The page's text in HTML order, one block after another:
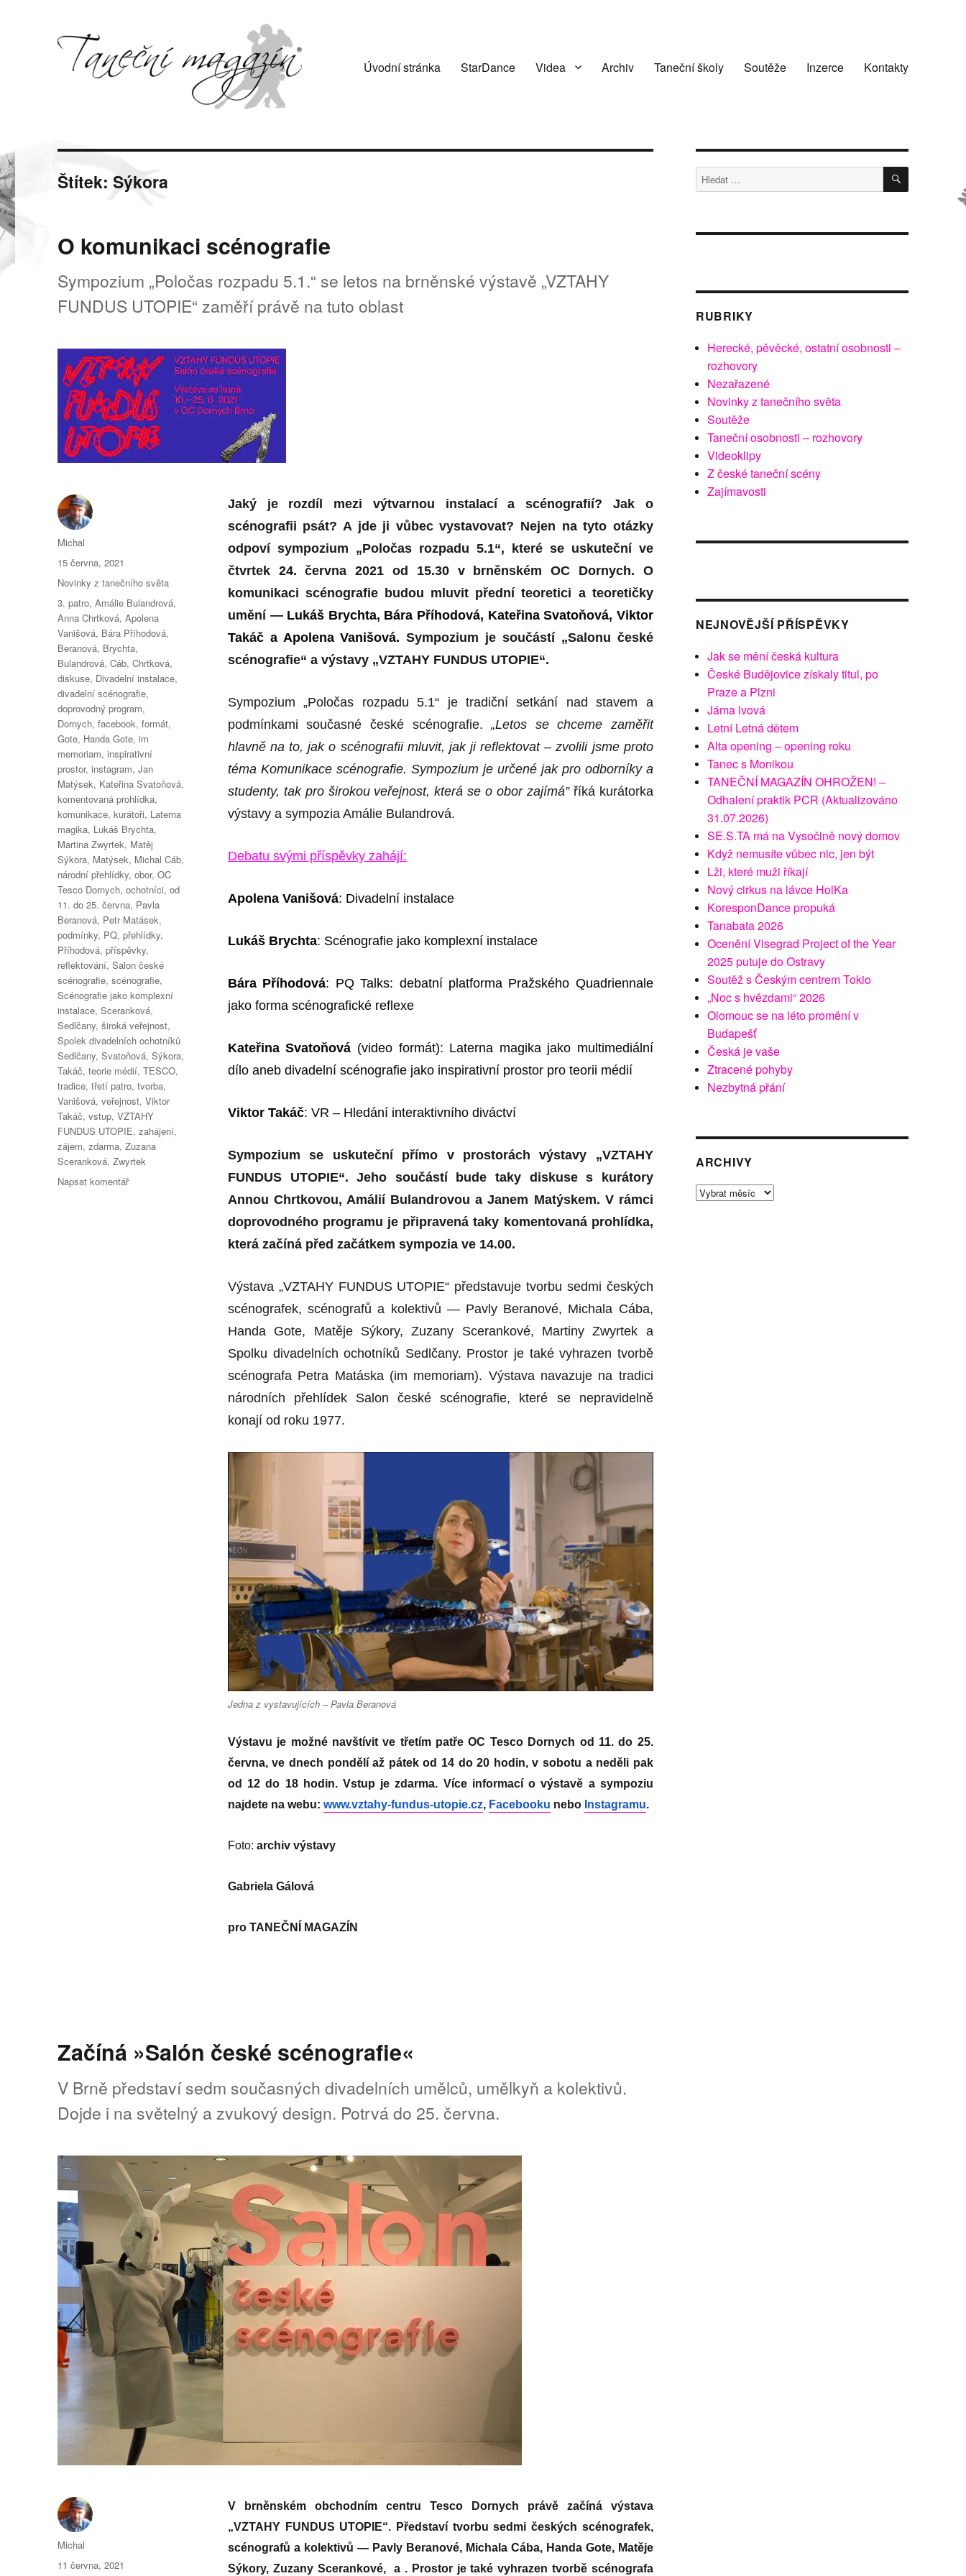
Úvodní stránka StarDance Videa Archiv Taneční školy Soutěže Inzerce Kontakty
Štítek:Sýkora
O komunikaci scénografie
Sympozium „Poločas rozpadu 5.1.“ se letos na brněnské výstavě „VZTAHY
FUNDUS UTOPIE“ zaměří právě na tuto oblast
Jaký je rozdíl mezi výtvarnou instalací a scénografií? Jak o
scénografii psát? A jde ji vůbec vystavovat? Nejen na tyto otázky
odpoví sympozium „Poločas rozpadu 5.1“, které se uskuteční ve
čtvrtek 24. června 2021 od 15.30 v brněnském OC Dornych. O
komunikaci scénografie budou mluvit přední teoretici a teoretičky
umění — Lukáš Brychta, Bára Příhodová, Kateřina Svatoňová, Viktor
Takáč a Apolena Vanišová.Sympozium je součástí „Salonu české
scénografie“ a výstavy „VZTAHY FUNDUS UTOPIE“.
Sympozium „Poločas rozpadu 5.1“ je tradiční setkání nad stavem a
podmínkami současné české scénografie.„Letos se chceme zaměřit
hlavně na to, jak o scénografii mluvit, jak ji reflektovat – zvolili jsme proto
téma Komunikace scénografie. Sympozium je určené jak pro odborníky a
studenty, tak pro širokou veřejnost, která se o obor zajímá”říká kurátorka
výstavy a sympozia Amálie Bulandrová.
Debatu svými příspěvky zahájí:
Apolena Vanišová: Divadelní instalace
Lukáš Brychta: Scénografie jako komplexní instalace
Bára Příhodová: PQ Talks: debatní platforma Pražského Quadriennale
jako forma scénografické reflexe
Kateřina Svatoňová (video formát): Laterna magika jako multimediální
dílo aneb divadelní scénografie jako inspirativní prostor pro teorii médií
Viktor Takáč: VR – Hledání interaktivního diváctví
Sympozium se uskuteční přímo v prostorách výstavy „VZTAHY
FUNDUS UTOPIE“.Jeho součástí bude taky diskuse s kurátory
Annou Chrtkovou, Amálií Bulandrovou a Janem Matýskem. V rámci
doprovodného programu je připravená taky komentovaná prohlídka,
která začíná před začátkem sympozia ve 14.00.
Výstava „VZTAHY FUNDUS UTOPIE“ představuje tvorbu sedmi českých
scénografek, scénografů a kolektivů — Pavly Beranové, Michala Cába,
Handa Gote, Matěje Sýkory, Zuzany Scerankové, Martiny Zwyrtek a
Spolku divadelních ochotníků Sedlčany. Prostor je také vyhrazen tvorbě
scénografa Petra Matáska (im memoriam). Výstava navazuje na tradici
národních přehlídek Salon české scénografie, které se nepravidelně
konají od roku 1977.
Jedna z vystavujících – Pavla Beranová
Výstavu je možné navštívit ve třetím patře OC Tesco Dornych od 11. do 25.
června, ve dnech pondělí až pátek od 14 do 20 hodin, v sobotu a neděli pak
od 12 do 18 hodin. Vstup je zdarma. Více informací o výstavě a sympoziu
najdete na webu: www.vztahy-fundus-utopie.cz, Facebooku nebo Instagramu.
Foto: archiv výstavy
Gabriela Gálová
pro TANEČNÍ MAGAZÍN
Autor:
Michal
Publikováno:
15 června, 2021
Rubriky:
Novinky z tanečního světa
Štítky:
3. patro,Amálie Bulandrová,
Anna Chrtková,Apolena
Vanišová, Bára Příhodová,
Beranová, Brychta,
Bulandrová,Cáb,Chrtková,
diskuse, Divadelní instalace,
divadelní scénografie,
doprovodný program,
Dornych,facebook,formát,
Gote, Handa Gote,im
memoriam,inspirativní
prostor,instagram,Jan
Matýsek, Kateřina Svatoňová,
komentovaná prohlídka,
komunikace,kurátoři, Laterna
magika, Lukáš Brychta,
Martina Zwyrtek, Matěj
Sýkora, Matýsek, Michal Cáb,
národní přehlídky,obor,OC
Tesco Dornych,ochotníci,od
11. do 25. června, Pavla
Beranová, Petr Matásek,
podmínky, PQ,přehlídky,
Příhodová,příspěvky,
reflektování,Salon české
scénografie,scénografie,
Scénografie jako komplexní
instalace,Sceranková,
Sedlčany,široká veřejnost,
Spolek divadelních ochotníků
Sedlčany,Svatoňová,Sýkora,
Takáč,teorie médií,TESCO,
tradice,třetí patro,tvorba,
Vanišová,veřejnost,Viktor
Takáč,vstup,VZTAHY
FUNDUS UTOPIE,zahájení,
zájem,zdarma,Zuzana
Sceranková,Zwyrtek
Napsat komentářpro
Začíná »Salón české scénografie«
V Brně představí sedm současných divadelních umělců, umělkyň a kolektivů.
Dojde i na světelný a zvukový design. Potrvá do 25. června.
V brněnském obchodním centru Tesco Dornych právě začíná výstava
„VZTAHY FUNDUS UTOPIE“. Představí tvorbu sedmi českých scénografek,
scénografů a kolektivů — Pavly Beranové, Michala Cába, Handa Gote, Matěje
Sýkory, Zuzany Scerankové, a . Prostor je také vyhrazen tvorbě scénografa
Autor:
Michal
Publikováno:
11 června, 2021
Hledat: HLEDÁNÍ
RUBRIKY
Herecké, pěvěcké, ostatní osobnosti –
rozhovory
Nezařazené
Novinky z tanečního světa
Soutěže
Taneční osobnosti – rozhovory
Videoklipy
Z české taneční scény
Zajímavosti
NEJNOVĚJŠÍ PŘÍSPĚVKY
Jak se mění česká kultura
České Budějovice získaly titul, po
Praze a Plzni
Jáma lvová
Letní Letná dětem
Alta opening – opening roku
Tanec s Monikou
TANEČNÍ MAGAZÍN OHROŽEN! –
Odhalení praktik PCR (Aktualizováno
31.07.2026)
SE.S.TA má na Vysočině nový domov
Když nemusíte vůbec nic, jen být
Lži, které muži říkají
Nový cirkus na lávce HolKa
KoresponDance propuká
Tanabata 2026
Ocenění Visegrad Project of the Year
2025 putuje do Ostravy
Soutěž s Českým centrem Tokio
„Noc s hvězdami“ 2026
Olomouc se na léto promění v
Budapešť
Česká je vaše
Ztracené pohyby
Nezbytná přání
ARCHIVY
Archivy